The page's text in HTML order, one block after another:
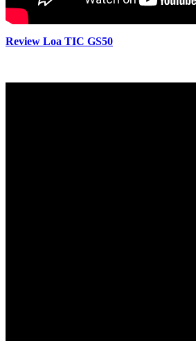
Review Loa TIC GS50